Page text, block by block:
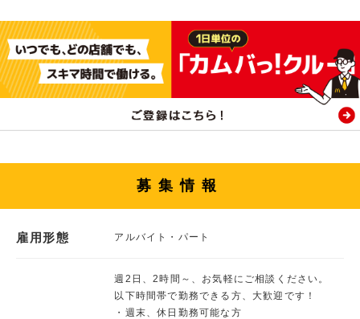
募集情報
雇用形態 アルバイト・パート
週2日、2時間～、お気軽にご相談ください。
以下時間帯で勤務できる方、大歓迎です！
・週末、休日勤務可能な方